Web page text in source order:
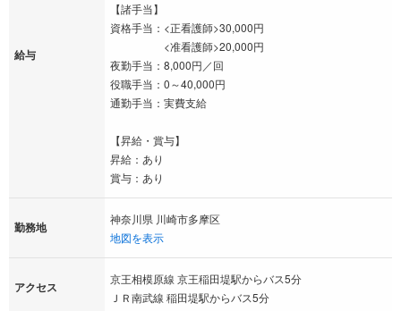
給与
【諸手当】
資格手当：<正看護師>30,000円
<准看護師>20,000円
夜勤手当：8,000円／回
役職手当：0～40,000円
通勤手当：実費支給
【昇給・賞与】
昇給：あり
賞与：あり
勤務地
神奈川県 川崎市多摩区
地図を表示
アクセス
京王相模原線 京王稲田堤駅からバス5分
ＪＲ南武線 稲田堤駅からバス5分